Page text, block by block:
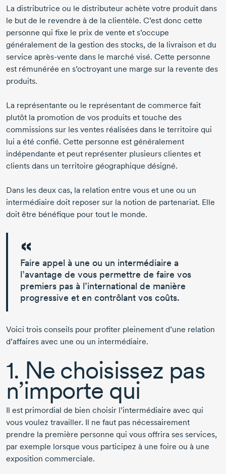
La distributrice ou le distributeur achète votre produit dans
le but de le revendre à de la clientèle. C’est donc cette
personne qui fixe le prix de vente et s’occupe
généralement de la gestion des stocks, de la livraison et du
service après-vente dans le marché visé. Cette personne
est rémunérée en s’octroyant une marge sur la revente des
produits.
La représentante ou le représentant de commerce fait
plutôt la promotion de vos produits et touche des
commissions sur les ventes réalisées dans le territoire qui
lui a été confié. Cette personne est généralement
indépendante et peut représenter plusieurs clientes et
clients dans un territoire géographique désigné.
Dans les deux cas, la relation entre vous et une ou un
intermédiaire doit reposer sur la notion de partenariat. Elle
doit être bénéfique pour tout le monde.
Faire appel à une ou un intermédiaire a
l’avantage de vous permettre de faire vos
premiers pas à l’international de manière
progressive et en contrôlant vos coûts.
Voici trois conseils pour profiter pleinement d’une relation
d’affaires avec une ou un intermédiaire.
1. Ne choisissez pas
n’importe qui
Il est primordial de bien choisir l’intermédiaire avec qui
vous voulez travailler. Il ne faut pas nécessairement
prendre la première personne qui vous offrira ses services,
par exemple lorsque vous participez à une foire ou à une
exposition commerciale.